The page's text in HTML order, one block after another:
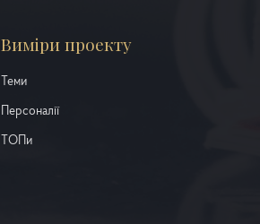
Виміри проекту
Теми
Персоналії
ТОПи